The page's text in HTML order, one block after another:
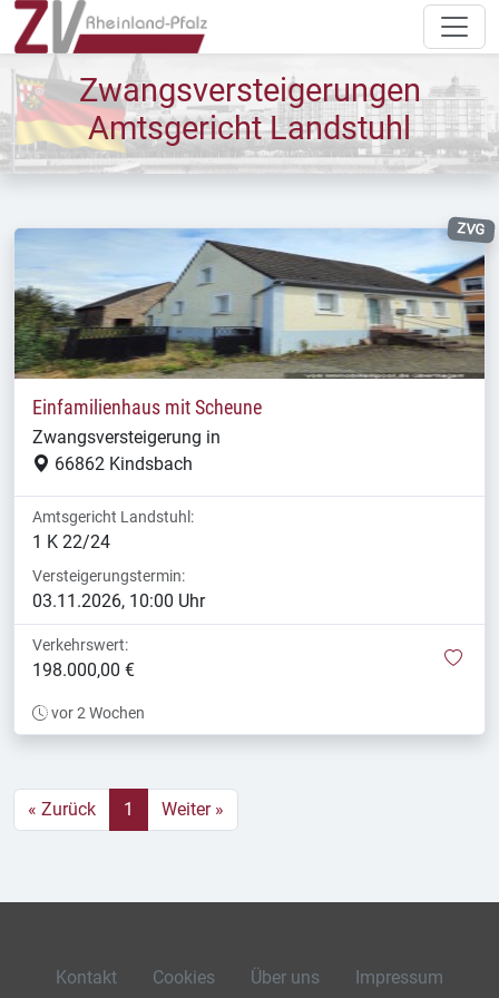
Zwangsversteigerungen
Amtsgericht Landstuhl
ZVG
Einfamilienhaus mit Scheune
Zwangsversteigerung in
66862 Kindsbach
Amtsgericht Landstuhl:
1 K 22/24
Versteigerungstermin:
03.11.2026, 10:00 Uhr
Verkehrswert:
198.000,00 €
vor 2 Wochen
« Zurück 1 Weiter »
Kontakt Cookies Über uns Impressum